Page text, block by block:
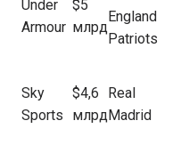
Under
Armour
$5
млрд
England
Patriots
Sky
Sports
$4,6
млрд
Real
Madrid